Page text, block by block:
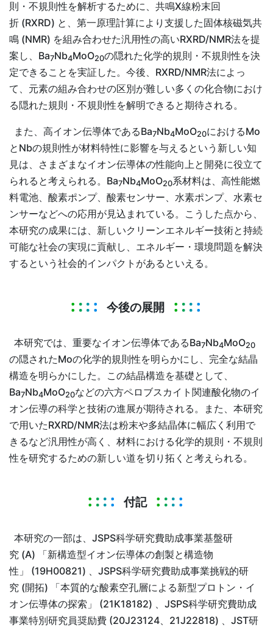
則・不規則性を解析するために、共鳴X線粉末回
折 (RXRD) と、第一原理計算により支援した固体核磁気共
鳴 (NMR) を組み合わせた汎用性の高いRXRD/NMR法を提
案し、Ba7Nb4MoO20の隠れた化学的規則・不規則性を決
定できることを実証した。今後、RXRD/NMR法によっ
て、元素の組み合わせの区別が難しい多くの化合物におけ
る隠れた規則・不規則性を解明できると期待される。
また、高イオン伝導体であるBa7Nb4MoO20におけるMo
とNbの規則性が材料特性に影響を与えるという新しい知
見は、さまざまなイオン伝導体の性能向上と開発に役立て
られると考えられる。Ba7Nb4MoO20系材料は、高性能燃
料電池、酸素ポンプ、酸素センサー、水素ポンプ、水素セ
ンサーなどへの応用が見込まれている。こうした点から、
本研究の成果には、新しいクリーンエネルギー技術と持続
可能な社会の実現に貢献し、エネルギー・環境問題を解決
するという社会的インパクトがあるといえる。
今後の展開
本研究では、重要なイオン伝導体であるBa7Nb4MoO20
の隠されたMoの化学的規則性を明らかにし、完全な結晶
構造を明らかにした。この結晶構造を基礎として、
Ba7Nb4MoO20などの六方ペロブスカイト関連酸化物のイ
オン伝導の科学と技術の進展が期待される。また、本研究
で用いたRXRD/NMR法は粉末や多結晶体に幅広く利用で
きるなど汎用性が高く、材料における化学的規則・不規則
性を研究するための新しい道を切り拓くと考えられる。
付記
本研究の一部は、JSPS科学研究費助成事業基盤研
究 (A) 「新構造型イオン伝導体の創製と構造物
性」 (19H00821) 、JSPS科学研究費助成事業挑戦的研
究 (開拓) 「本質的な酸素空孔層による新型プロトン・イ
オン伝導体の探索」 (21K18182) 、JSPS科学研究費助成
事業特別研究員奨励費 (20J23124、21J22818) 、JST研